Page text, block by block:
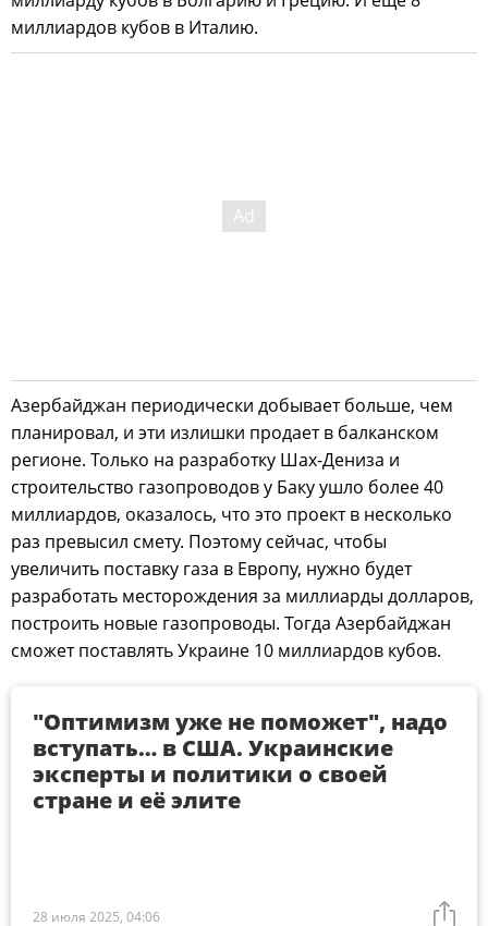
миллиардов кубов в Италию.
Азербайджан периодически добывает больше, чем
планировал, и эти излишки продает в балканском
регионе. Только на разработку Шах-Дениза и
строительство газопроводов у Баку ушло более 40
миллиардов, оказалось, что это проект в несколько
раз превысил смету. Поэтому сейчас, чтобы
увеличить поставку газа в Европу, нужно будет
разработать месторождения за миллиарды долларов,
построить новые газопроводы. Тогда Азербайджан
сможет поставлять Украине 10 миллиардов кубов.
28 июля 2025, 04:06
"Оптимизм уже не поможет", надо
вступать… в США. Украинские
эксперты и политики о своей
стране и её элите